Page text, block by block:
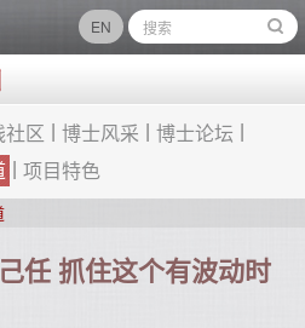
EN
社区 博士风采
博士论坛
项目特色
任 抓住这个有波动时